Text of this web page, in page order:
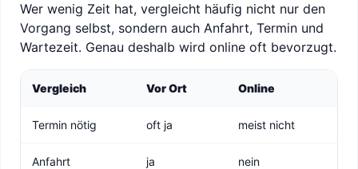
Wer wenig Zeit hat, vergleicht häufig nicht nur den
Vorgang selbst, sondern auch Anfahrt, Termin und
Wartezeit. Genau deshalb wird online oft bevorzugt.
Vergleich Vor Ort Online
Termin nötig oft ja meist nicht
Anfahrt ja nein